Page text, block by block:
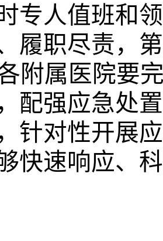
专人值班和
履职尽责，
附属医院要
配强应急处
针对性开展
快速响应、